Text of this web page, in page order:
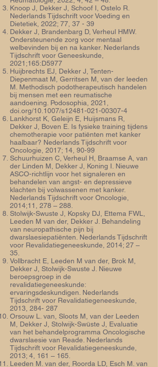
Knoop J, Dekker J, Schoof I, Ostelo R.
Nederlands Tijdschrift voor Voeding en
Dietetiek, 2022; 77, 37 - 39
Dekker J, Brandenbarg D, Verheul HMW.
Ondersteunende zorg voor mentaal
welbevinden bij en na kanker. Nederlands
Tijdschrift voor Geneeskunde,
2021;165:D5977
Huijbrechts EJ, Dekker J, Tenten-
Diepenmaat M, Gerritsen M, van der leeden
M. Methodisch podotherapeutisch handelen
bij mensen met een reumatische
aandoening. Podosophia, 2021,
doi.org/10.1007/s12481-021-00307-4
Lankhorst K, Geleijn E, Huijsmans R,
Dekker J, Boven E. Is fysieke training tijdens
chemotherapie voor patiënten met kanker
haalbaar? Nederlands Tijdschrift voor
Oncologie, 2017; 14, 90-99
Schuurhuizen C, Verheul H, Braamse A, van
der Linden M, Dekker J, Koning I. Nieuwe
ASCO-richtlijn voor het signaleren en
behandelen van angst- en depressieve
klachten bij volwassenen met kanker.
Nederlands Tijdschrift voor Oncologie,
2014;11, 278 – 288.
Stolwijk-Swuste J, Kopsky DJ, Ettema FWL,
Leeden M van der, Dekker J. Behandeling
van neuropathische pijn bij
dwarslaesiepatiënten. Nederlands Tijdschrift
voor Revalidatiegeneeskunde, 2014; 27 –
35.
Vollbracht E, Leeden M van der, Brok M,
Dekker J, Stolwijk-Swuste J. Nieuwe
beroepsgroep in de
revalidatiegeneeskunde:
ervaringsdeskundigen. Nederlands
Tijdschrift voor Revalidatiegeneeskunde,
2013, 284- 287
Orsouw L. van, Sloots M, van der Leeden
M, Dekker J, Stolwijk-Swüste J, Evaluatie
van het behandelprogramma Oncologische
dwarslaesie van Reade. Nederlands
Tijdschrift voor Revalidatiegeneeskunde,
2013; 4, 161 – 165.
Leeden M. van der, Roorda LD, Esch M. van